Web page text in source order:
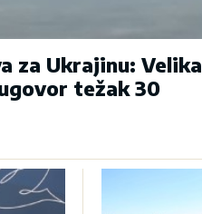
za Ukrajinu: Velika
težak 30